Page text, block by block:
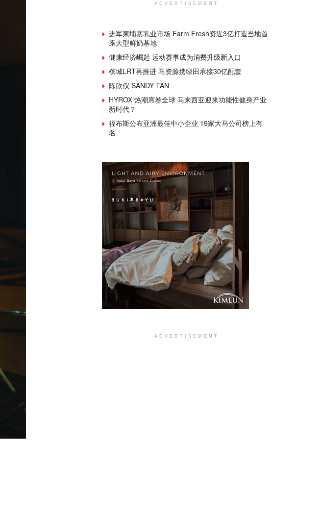
ADVERTISEMENT
进军柬埔寨乳业市场 Farm Fresh资近3亿打造当地首
座大型鲜奶基地
健康经济崛起 运动赛事成为消费升级新入口
槟城LRT再推进 马资源携绿田承接30亿配套
陈欣仪 SANDY TAN
HYROX 热潮席卷全球 马来西亚迎来功能性健身产业
新时代？
福布斯公布亚洲最佳中小企业 19家大马公司榜上有
名
ADVERTISEMENT